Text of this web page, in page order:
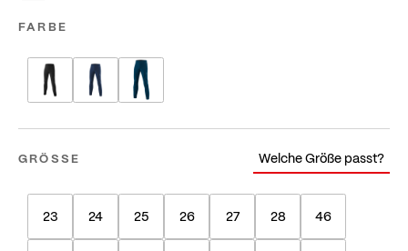
FARBE
GRÖSSE Welche Größe passt?
23 24 25 26 27 28 46